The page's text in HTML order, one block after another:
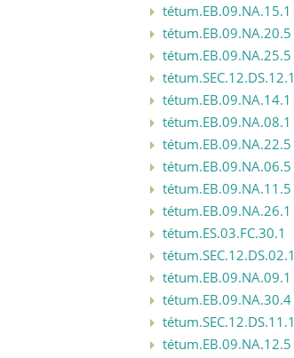
tétum.EB.09.NA.15.1
tétum.EB.09.NA.20.5
tétum.EB.09.NA.25.5
tétum.SEC.12.DS.12.1
tétum.EB.09.NA.14.1
tétum.EB.09.NA.08.1
tétum.EB.09.NA.22.5
tétum.EB.09.NA.06.5
tétum.EB.09.NA.11.5
tétum.EB.09.NA.26.1
tétum.ES.03.FC.30.1
tétum.SEC.12.DS.02.1
tétum.EB.09.NA.09.1
tétum.EB.09.NA.30.4
tétum.SEC.12.DS.11.1
tétum.EB.09.NA.12.5